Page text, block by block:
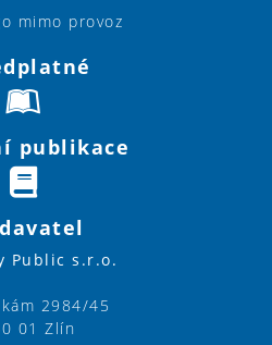
mimo provoz
publikace
Public s.r.o.
2984/45
01 Zlín